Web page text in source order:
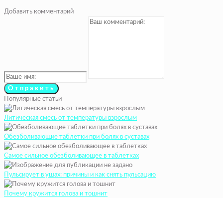
Добавить комментарий
Популярные статьи
Литическая смесь от температуры взрослым
Обезболивающие таблетки при болях в суставах
Самое сильное обезболивающее в таблетках
Пульсирует в ушах: причины и как снять пульсацию
Почему кружится голова и тошнит